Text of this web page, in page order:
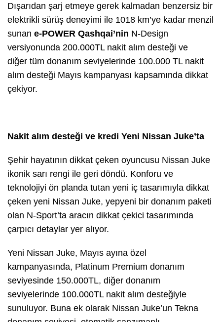
Dışarıdan şarj etmeye gerek kalmadan benzersiz bir
elektrikli sürüş deneyimi ile 1018 km’ye kadar menzil
sunan e-POWER Qashqai’nin N-Design
versiyonunda 200.000TL nakit alım desteği ve
diğer tüm donanım seviyelerinde 100.000 TL nakit
alım desteği Mayıs kampanyası kapsamında dikkat
çekiyor.
Nakit alım desteği ve kredi Yeni Nissan Juke’ta
Şehir hayatının dikkat çeken oyuncusu Nissan Juke
ikonik sarı rengi ile geri döndü. Konforu ve
teknolojiyi ön planda tutan yeni iç tasarımıyla dikkat
çeken yeni Nissan Juke, yepyeni bir donanım paketi
olan N-Sport’ta aracın dikkat çekici tasarımında
çarpıcı detaylar yer alıyor.
Yeni Nissan Juke, Mayıs ayına özel
kampanyasında, Platinum Premium donanım
seviyesinde 150.000TL, diğer donanım
seviyelerinde 100.000TL nakit alım desteğiyle
sunuluyor. Buna ek olarak Nissan Juke’un Tekna